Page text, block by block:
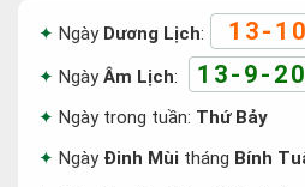
Ngày Dương Lịch: 13-
NgàyÂm Lịch: 13-9-
Ngày trong tuần: Thứ Bảy
Ngày Đinh Mùi tháng Bính